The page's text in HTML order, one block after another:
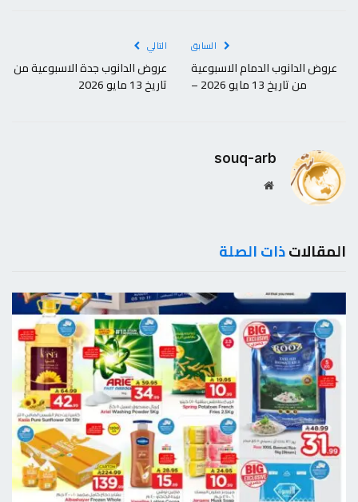
السابق
عروض الدانوب الدمام الاسبوعية
من تاريخ 13 مايو 2026 –
التالي
عروض الدانوب جدة الاسبوعية من
تاريخ 13 مايو 2026
souq-arb
موقع
المقالاتذات الصلة